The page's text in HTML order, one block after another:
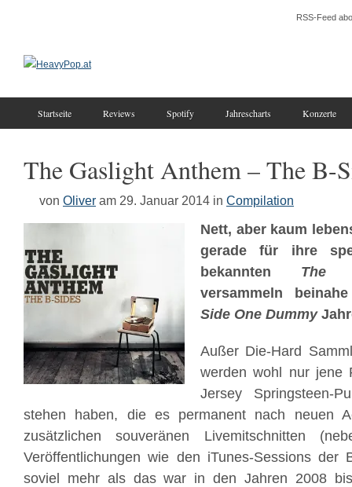
RSS-Feed
Startseite Reviews Spotify Jahrescharts Konzerte
The Gaslight Anthem – The B-
von Oliver am 29. Januar 2014 in Compilation
Nett, aber kaum
gerade für ihre
bekannten The
versammeln
Side One Dummy
Außer Die-Hard
werden wohl nur jene
Jersey Springsteen-
stehen haben, die es permanent nach neuen
zusätzlichen souveränen Livemitschnitten
Veröffentlichungen wie den iTunes-Sessions der
soviel mehr als das war in den Jahren 2008